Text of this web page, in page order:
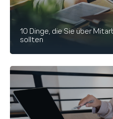
10 Dinge, die Sie über
sollten